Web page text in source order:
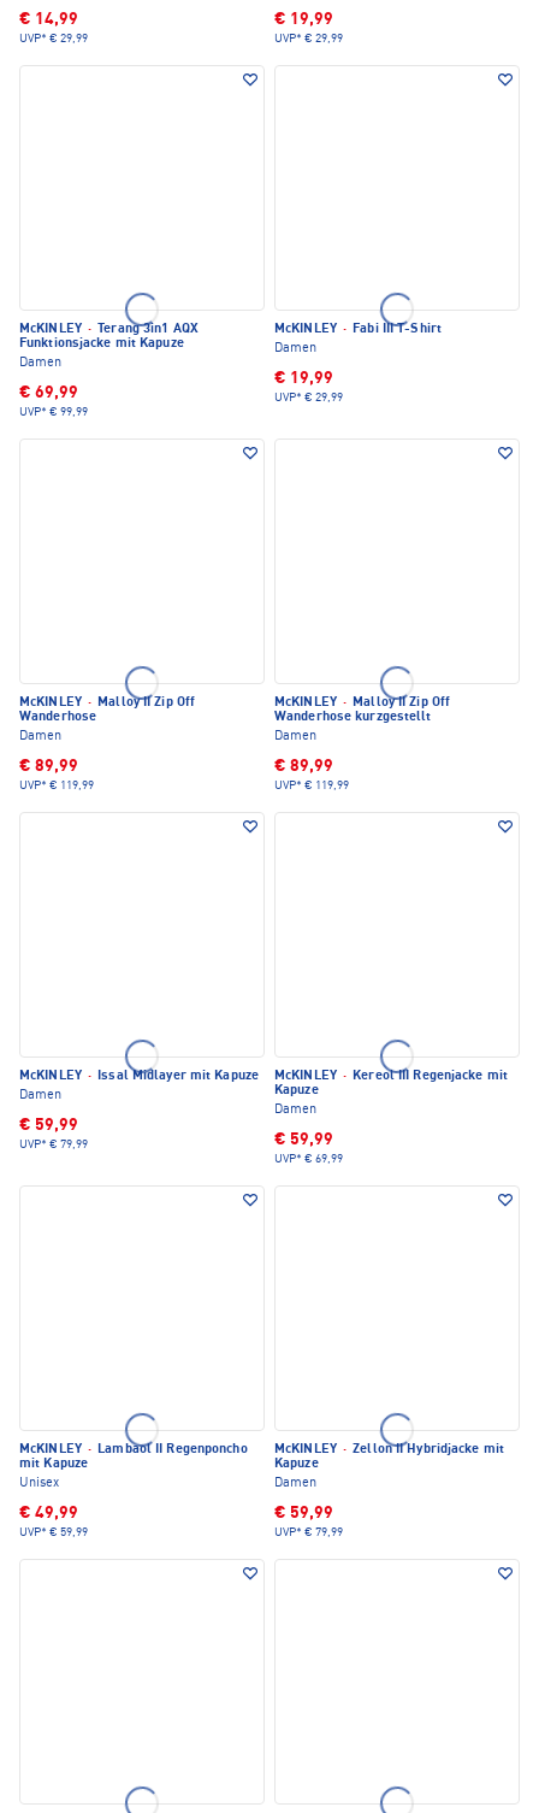
€ 14,99
UVP* € 29,99
€ 19,99
UVP* € 29,99
McKINLEY ·
Terang 3in1 AQX
Funktionsjacke mit Kapuze
Damen
€ 69,99
UVP* € 99,99
McKINLEY · Fabi III T-Shirt
Damen
€ 19,99
UVP* € 29,99
McKINLEY · Malloy II Zip Off
Wanderhose
Damen
€ 89,99
UVP* € 119,99
McKINLEY · Malloy II Zip Off
Wanderhose kurzgestellt
Damen
€ 89,99
UVP* € 119,99
McKINLEY · Issal Midlayer mit Kapuze
Damen
€ 59,99
UVP* € 79,99
McKINLEY · Kereol III Regenjacke mit
Kapuze
Damen
€ 59,99
UVP* € 69,99
McKINLEY · Lambaol II Regenponcho
mit Kapuze
Unisex
€ 49,99
UVP* € 59,99
McKINLEY · Zellon II Hybridjacke mit
Kapuze
Damen
€ 59,99
UVP* € 79,99